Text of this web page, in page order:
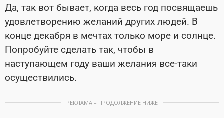
Да, так вот бывает, когда весь год посвящаешь
удовлетворению желаний других людей. В
конце декабря в мечтах только море и солнце.
Попробуйте сделать так, чтобы в
наступающем году ваши желания все-таки
осуществились.
РЕКЛАМА – ПРОДОЛЖЕНИЕ НИЖЕ